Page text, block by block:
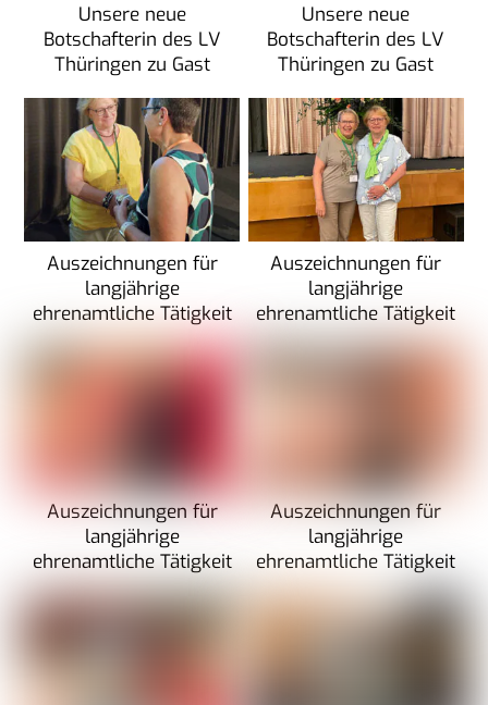
Unsere neue
Botschafterin des LV
Thüringen zu Gast
Unsere neue
Botschafterin des LV
Thüringen zu Gast
Auszeichnungen für
langjährige
ehrenamtliche Tätigkeit
Auszeichnungen für
langjährige
ehrenamtliche Tätigkeit
Auszeichnungen für
langjährige
ehrenamtliche Tätigkeit
Auszeichnungen für
langjährige
ehrenamtliche Tätigkeit